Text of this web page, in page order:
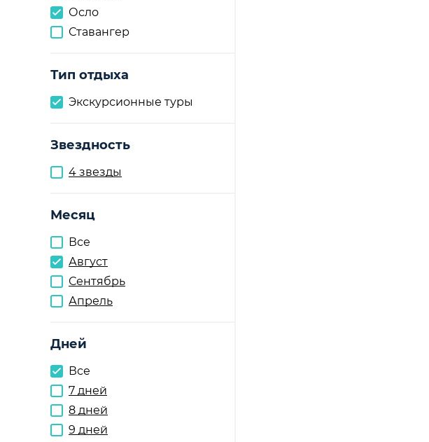
Осло
Ставангер
Тип отдыха
Экскурсионные туры
Звездность
4 звезды
Месяц
Все
Август
Сентябрь
Апрель
Дней
Все
7 дней
8 дней
9 дней